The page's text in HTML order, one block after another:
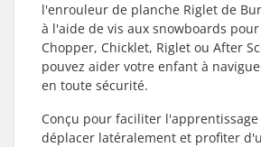
l'enrouleur de planche Riglet de
à l'aide de vis aux snowboards
Chopper, Chicklet, Riglet ou After
pouvez aider votre enfant à
en toute sécurité.
Conçu pour faciliter
déplacer latéralement et profiter